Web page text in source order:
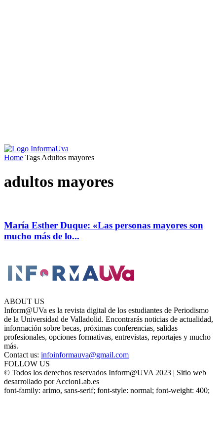
Home Tags Adultos mayores
adultos mayores
María Esther Duque: «Las personas mayores son
mucho más de lo...
ABOUT US
Inform@UVa es la revista digital de los estudiantes de Periodismo
de la Universidad de Valladolid. Encontrarás noticias de actualidad,
información sobre becas, próximas conferencias, salidas
profesionales, opciones formativas, entrevistas, reportajes y mucho
más.
Contact us: infoinformauva@gmail.com
FOLLOW US
© Todos los derechos reservados Inform@UVA 2023 | Sitio web
desarrollado por AccionLab.es
font-family: arimo, sans-serif; font-style: normal; font-weight: 400;